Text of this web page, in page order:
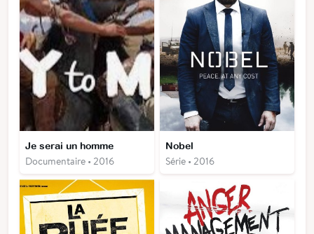
Je serai un homme
Documentaire • 2016
Nobel
Série • 2016